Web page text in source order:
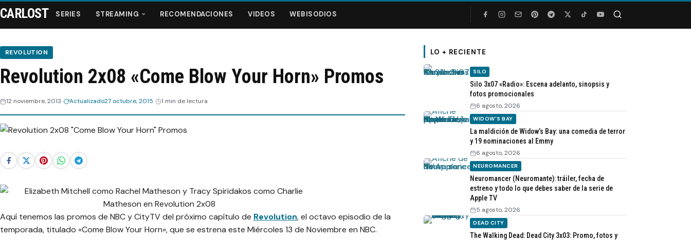
Series
Streaming
Recomendaciones
Videos
Webisodios
CARLOST SERIES STREAMING RECOMENDACIONES VIDEOS WEBISODIOS
REVOLUTION
Revolution 2x08 «Come Blow Your Horn» Promos
12 noviembre, 2013 Actualizado27 octubre, 2015 1 min de lectura
Aquí tenemos las promos de NBC y CityTV del próximo capítulo de Revolution, el octavo episodio de la
temporada, titulado «Come Blow Your Horn», que se estrena este Miércoles 13 de Noviembre en NBC.
LO + RECIENTE
SILO
Silo 3x07 «Radio»: Escena adelanto, sinopsis y
fotos promocionales
6 agosto, 2026
WIDOW'S BAY
La maldición de Widow’s Bay: una comedia de terror
y 19 nominaciones al Emmy
6 agosto, 2026
NEUROMANCER
Neuromancer (Neuromante): tráiler, fecha de
estreno y todo lo que debes saber de la serie de
Apple TV
5 agosto, 2026
DEAD CITY
The Walking Dead: Dead City 3x03: Promo, fotos y